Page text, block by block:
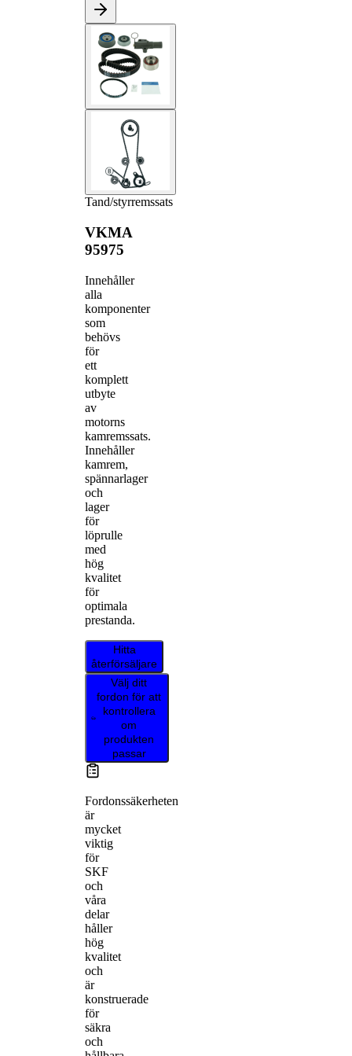
Tand/styrremssats
VKMA
95975
Innehåller
alla
komponenter
som
behövs
för
ett
komplett
utbyte
av
motorns
kamremssats.
Innehåller
kamrem,
spännarlager
och
lager
för
löprulle
med
hög
kvalitet
för
optimala
prestanda.
Hitta
återförsäljare
Välj ditt
fordon för att
kontrollera
om
produkten
passar
Fordonssäkerheten
är
mycket
viktig
för
SKF
och
våra
delar
håller
hög
kvalitet
och
är
konstruerade
för
säkra
och